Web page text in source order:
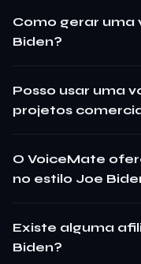
Como gerar uma
Biden?
Posso usar uma
projetos
O VoiceMate
no estilo Joe
Existe alguma
Biden?